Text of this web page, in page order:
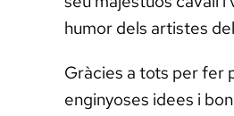
humor dels artistes
Gràcies a tots per fer
enginyoses idees i